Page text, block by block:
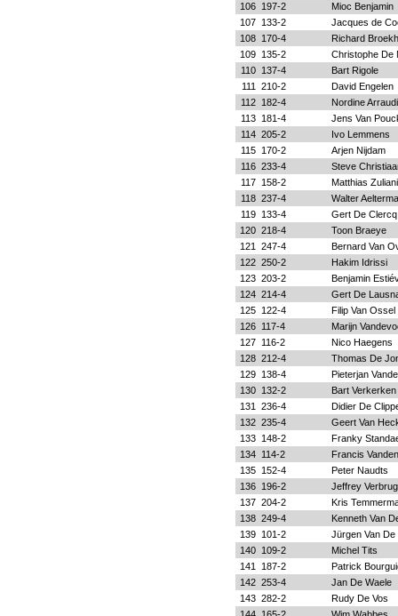
106 197-2
Mioc Benjamin
107 133-2
Jacques de
108 170-4
Richard
109 135-2
Christophe De
110 137-4
Bart Rigole
111
210-2
David Engelen
112 182-4
Nordine Arraudi
113 181-4
Jens Van
114 205-2
Ivo Lemmens
115 170-2
Arjen Nijdam
116 233-4
Steve
117 158-2
Matthias Zuliani
118 237-4
Walter
119 133-4
Gert De Clercq
120 218-4
Toon Braeye
121
247-4
Bernard Van
122 250-2
Hakim Idrissi
123 203-2
Benjamin
124 214-4
Gert De
125 122-4
Filip Van Ossel
126 117-4
Marijn
127 116-2
Nico Haegens
128 212-4
Thomas De
129 138-4
Pieterjan
130 132-2
Bart Verkerken
131
236-4
Didier De
132 235-4
Geert Van
133 148-2
Franky
134 114-2
Francis
135 152-4
Peter Naudts
136 196-2
Jeffrey
137 204-2
Kris
138 249-4
Kenneth Van
139 101-2
Jürgen Van De
140 109-2
Michel Tits
141
187-2
Patrick
142 253-4
Jan De Waele
143 282-2
Rudy De Vos